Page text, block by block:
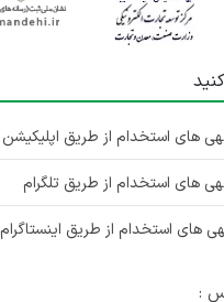
های استخدام از طریق اپلیکیشن
های استخدام از طریق تلگرام
های استخدام از طریق اینستاگرام
: